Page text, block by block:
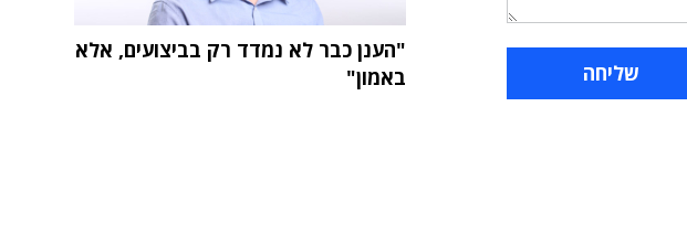
"הענן כבר לא נמדד רק בביצועים, אלא
באמון"